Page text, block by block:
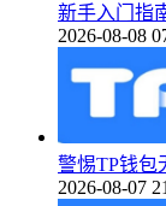
新手入门指
2026-08-08
警惕TP钱包
2026-08-07